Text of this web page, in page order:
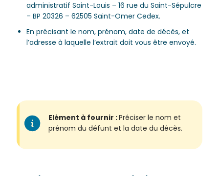
administratif Saint-Louis – 16 rue du Saint-Sépulcre
– BP 20326 – 62505 Saint-Omer Cedex.
En précisant le nom, prénom, date de décès, et
l’adresse à laquelle l’extrait doit vous être envoyé.
Elément à fournir :Préciser le nom et
prénom du défunt et la date du décès.
Si vous
êtes déjà
inscrit(e)
cliquez ici.